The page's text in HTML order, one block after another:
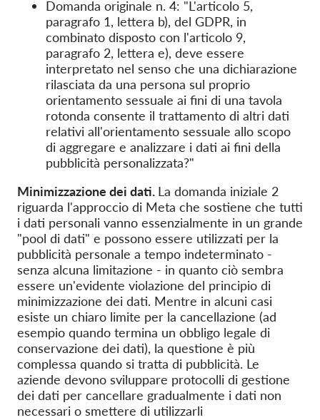
Domanda originale n. 4: "L'articolo 5,
paragrafo 1, lettera b), del GDPR, in
combinato disposto con l'articolo 9,
paragrafo 2, lettera e), deve essere
interpretato nel senso che una dichiarazione
rilasciata da una persona sul proprio
orientamento sessuale ai fini di una tavola
rotonda consente il trattamento di altri dati
relativi all'orientamento sessuale allo scopo
di aggregare e analizzare i dati ai fini della
pubblicità personalizzata?"
Minimizzazione dei dati. La domanda iniziale 2
riguarda l'approccio di Meta che sostiene che tutti
i dati personali vanno essenzialmente in un grande
"pool di dati" e possono essere utilizzati per la
pubblicità personale a tempo indeterminato -
senza alcuna limitazione - in quanto ciò sembra
essere un'evidente violazione del principio di
minimizzazione dei dati. Mentre in alcuni casi
esiste un chiaro limite per la cancellazione (ad
esempio quando termina un obbligo legale di
conservazione dei dati), la questione è più
complessa quando si tratta di pubblicità. Le
aziende devono sviluppare protocolli di gestione
dei dati per cancellare gradualmente i dati non
necessari o smettere di utilizzarli